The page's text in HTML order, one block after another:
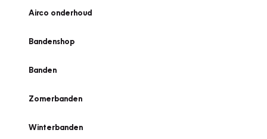
Airco onderhoud
Bandenshop
Banden
Zomerbanden
Winterbanden